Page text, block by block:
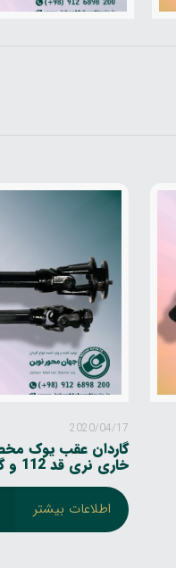
2020/04/17
خاری نری قد 112 و گاردان جلو 27×74 قد 70س
اطلاعات بیشتر